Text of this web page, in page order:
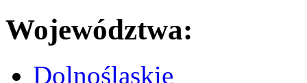
Województwa:
Dolnośląskie